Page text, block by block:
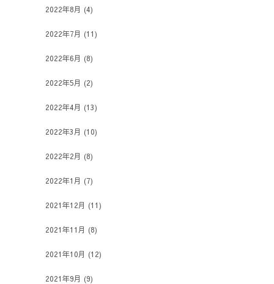
2022年8月 (4)
2022年7月 (11)
2022年6月 (8)
2022年5月 (2)
2022年4月 (13)
2022年3月 (10)
2022年2月 (8)
2022年1月 (7)
2021年12月 (11)
2021年11月 (8)
2021年10月 (12)
2021年9月 (9)